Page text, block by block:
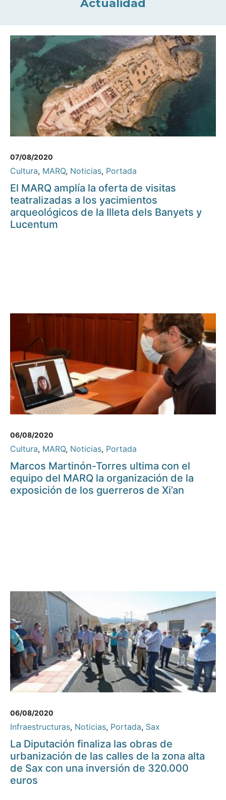
Actualidad
07/08/2020
Cultura, MARQ, Noticias, Portada
El MARQ amplía la oferta de visitas
teatralizadas a los yacimientos
arqueológicos de la Illeta dels Banyets y
Lucentum
06/08/2020
Cultura, MARQ, Noticias, Portada
Marcos Martinón-Torres ultima con el
equipo del MARQ la organización de la
exposición de los guerreros de Xi’an
06/08/2020
Infraestructuras, Noticias, Portada, Sax
La Diputación finaliza las obras de
urbanización de las calles de la zona alta
de Sax con una inversión de 320.000
euros